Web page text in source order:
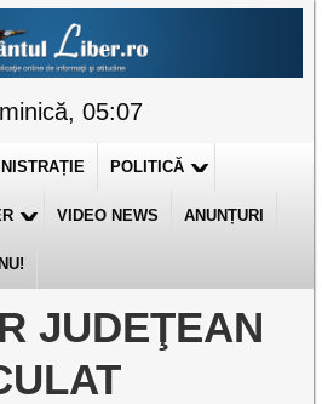
05:07
POLITICĂ
VIDEO NEWS ANUNȚURI
JUDEŢEAN